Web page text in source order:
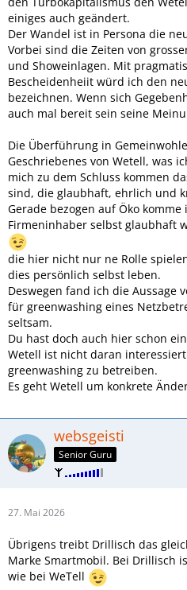
einiges auch geändert.
Der Wandel ist in Persona die
Vorbei sind die Zeiten von
und Showeinlagen. Mit
Bescheidenheiit würd ich den
bezeichnen. Wenn sich
auch mal bereit sein seine
Die Überführung in
Geschriebenes von Wetell, was
mich zu dem Schluss kommen
sind, die glaubhaft, ehrlich und
Gerade bezogen auf Öko
Firmeninhaber selbst glaubhaft
die hier nicht nur ne Rolle
dies persönlich selbst leben.
Deswegen fand ich die Aussage
für greenwashing eines
seltsam.
Du hast doch auch hier schon
Wetell ist nicht daran
greenwashing zu betreiben.
Es geht Wetell um konkrete
websgeisti
Senior Guru
27. Mai 2026
Übrigens treibt Drillisch das
Marke Smartmobil. Bei Drillisch
wie bei WeTell